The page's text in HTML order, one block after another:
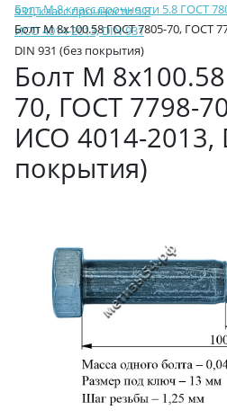
931, класс прочности 5.8
Болт М 8 класс прочности 5.8 ГОСТ
ИСО 4014-2013, DIN 931
Болт М 8х100.58 ГОСТ 7805-70, ГОСТ
DIN 931 (без покрытия)
Болт М
70, ГОСТ 7798-
ИСО 4014-2013,
покрытия)